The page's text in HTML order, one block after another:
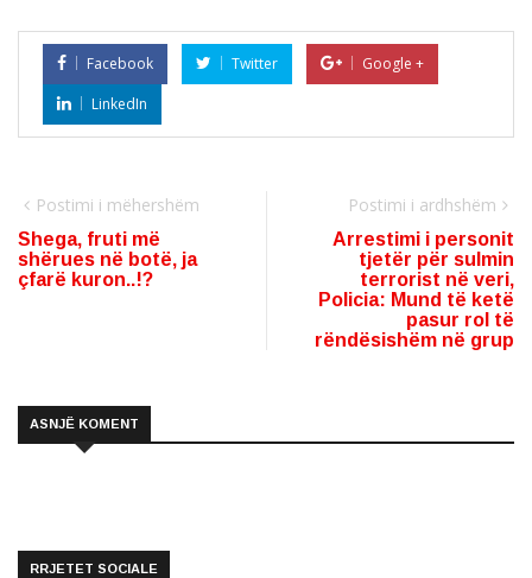
Facebook Twitter
Google +
LinkedIn
Postimi i mëhershëm
Shega, fruti më
shërues në botë, ja
çfarë kuron..!?
Postimi i ardhshëm
Arrestimi i personit
tjetër për sulmin
terrorist në veri,
Policia: Mund të ketë
pasur rol të
rëndësishëm në grup
ASNJË KOMENT
RRJETET SOCIALE